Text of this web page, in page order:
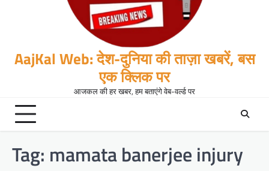
AajKal Web: देश-दुनिया की ताज़ा खबरें, बस
एक क्लिक पर
आजकल की हर खबर, हम बताएंगे वेब-वर्ल्ड पर
Tag: mamata banerjee injury